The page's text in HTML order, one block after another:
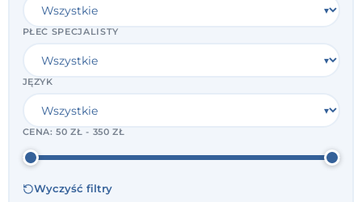
PŁEĆ SPECJALISTY
JĘZYK
CENA:50 ZŁ - 350 ZŁ
Wyczyść filtry